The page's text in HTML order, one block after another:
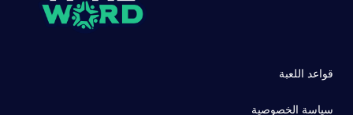
قواعد اللعبة
سياسة الخصوصية